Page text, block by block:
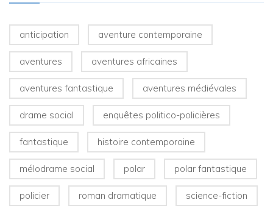
anticipation aventure contemporaine
aventures aventures africaines
aventures fantastique aventures médiévales
drame social enquêtes politico-policières
fantastique histoire contemporaine
mélodrame social polar polar fantastique
policier roman dramatique science-fiction